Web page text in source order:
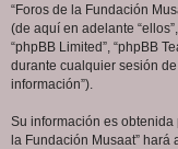
“Foros de la Fundación
(de aquí en adelante
“phpBB Limited”, “phpBB
durante cualquier sesión
información”).
Su información es obtenida
la Fundación Musaat”